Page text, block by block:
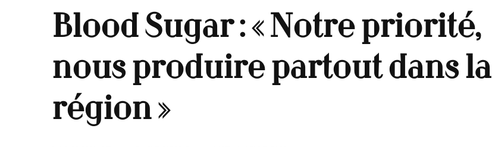
Blood Sugar : « Notre priorité,
nous produire partout dans la
région »